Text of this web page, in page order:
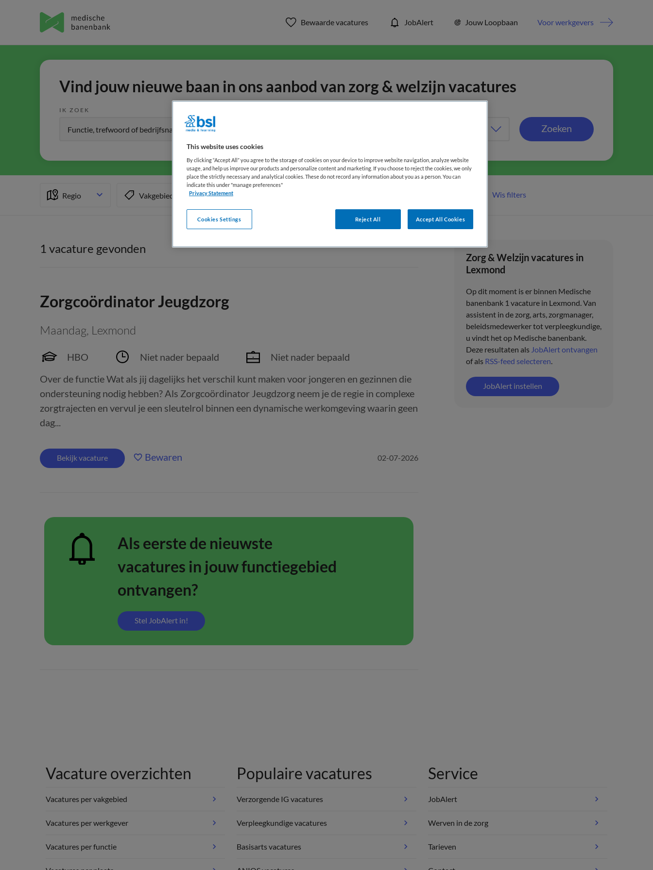
Bewaarde vacatures JobAlert Jouw Loopbaan Voor werkgevers
Vind jouw nieuwe baan in ons aanbod van zorg & welzijn vacatures
IK ZOEK
Zoeken
Regio Vakgebied Functiegebied Wis filters
Zorg & Welzijn vacatures in
Lexmond
Op dit moment is er binnen Medische
banenbank 1 vacature in Lexmond. Van
assistent in de zorg, arts, zorgmanager,
beleidsmedewerker tot verpleegkundige,
u vindt het op Medische banenbank.
Deze resultaten als JobAlert ontvangen
of als RSS-feed selecteren.
JobAlert instellen
1 vacature gevonden
Zorgcoördinator Jeugdzorg
Maandag, Lexmond
HBO Niet nader bepaald
Niet nader bepaald
Over de functie Wat als jij dagelijks het verschil kunt maken voor jongeren en gezinnen die
ondersteuning nodig hebben? Als Zorgcoördinator Jeugdzorg neem je de regie in complexe
zorgtrajecten en vervul je een sleutelrol binnen een dynamische werkomgeving waarin geen
dag...
Bekijk vacature Bewaren 02-07-2026
Als eerste de nieuwste
vacatures in jouw functiegebied
ontvangen?
Stel JobAlert in!
Vacature overzichten
Vacatures per vakgebied
Vacatures per werkgever
Vacatures per functie
Populaire vacatures
Verzorgende IG vacatures
Verpleegkundige vacatures
Basisarts vacatures
Service
JobAlert
Werven in de zorg
Tarieven
This website uses cookies
By clicking “Accept All” you agree to the storage of cookies on your device to improve website navigation, analyze website
usage, and help us improve our products and personalize content and marketing. If you choose to reject the cookies, we only
place the strictly necessary and analytical cookies. These do not record any information about you as a person. You can
indicate this under "manage preferences"
Privacy Statement
Reject All Accept All Cookies
Cookies Settings